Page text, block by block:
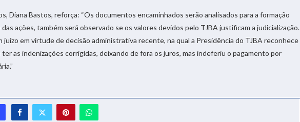
Diana Bastos, reforça: “Os documentos encaminhados serão analisados para a formação
ações, também será observado se os valores devidos pelo TJBA justificam a judicialização.
em virtude de decisão administrativa recente, na qual a Presidência do TJBA reconhece
as indenizações corrigidas, deixando de fora os juros, mas indeferiu o pagamento por